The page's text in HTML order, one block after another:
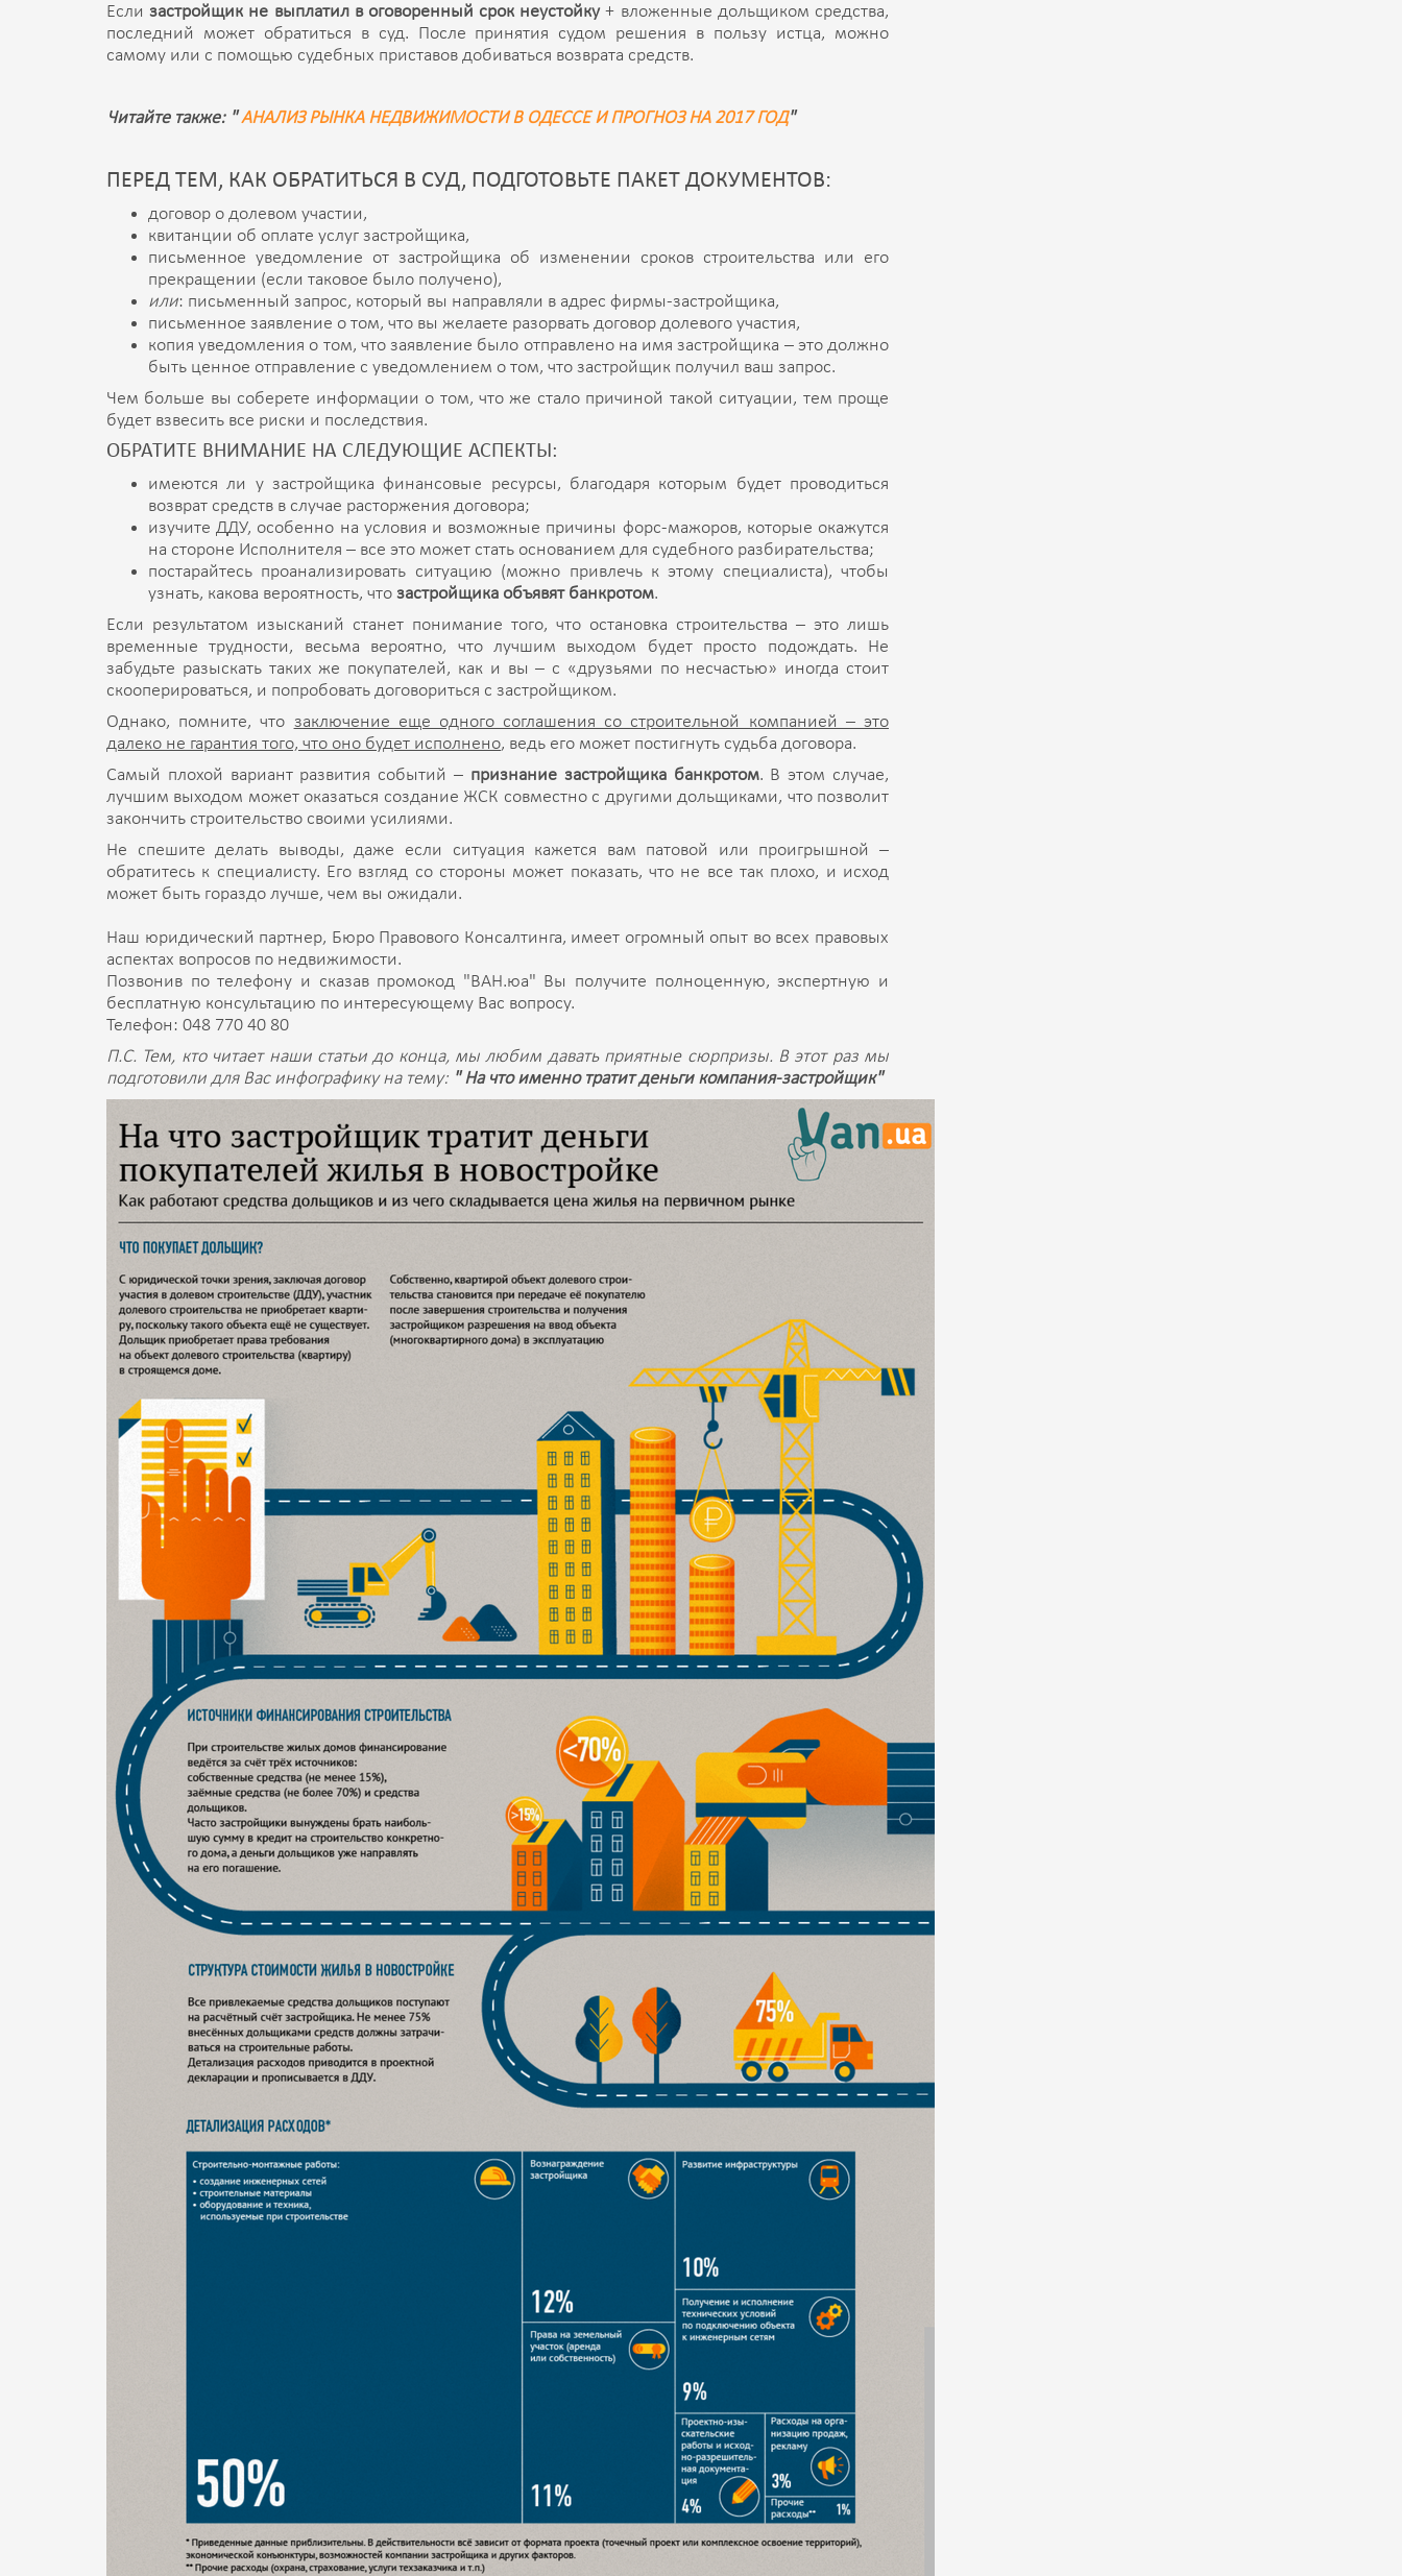
Еслизастройщик не выплатил в оговоренный срок неустойку+ вложенные дольщиком средства,
последний может обратиться в суд. После принятия судом решения в пользу истца, можно
самому или с помощью судебных приставов добиваться возврата средств.
Читайте также: "АНАЛИЗ РЫНКА НЕДВИЖИМОСТИ В ОДЕССЕ И ПРОГНОЗ НА 2017 ГОД"
ПЕРЕД ТЕМ, КАК ОБРАТИТЬСЯ В СУД, ПОДГОТОВЬТЕ ПАКЕТ ДОКУМЕНТОВ:
договор о долевом участии,
квитанции об оплате услуг застройщика,
письменное уведомление от застройщика об изменении сроков строительства или его
прекращении (если таковое было получено),
или: письменный запрос, который вы направляли в адрес фирмы-застройщика,
письменное заявление о том, что вы желаете разорвать договор долевого участия,
копия уведомления о том, что заявление было отправлено на имя застройщика – это должно
быть ценное отправление с уведомлением о том, что застройщик получил ваш запрос.
Чем больше вы соберете информации о том, что же стало причиной такой ситуации, тем проще
будет взвесить все риски и последствия.
ОБРАТИТЕ ВНИМАНИЕ НА СЛЕДУЮЩИЕ АСПЕКТЫ:
имеются ли у застройщика финансовые ресурсы, благодаря которым будет проводиться
возврат средств в случае расторжения договора;
изучите ДДУ, особенно на условия и возможные причины форс-мажоров, которые окажутся
на стороне Исполнителя – все это может стать основанием для судебного разбирательства;
постарайтесь проанализировать ситуацию (можно привлечь к этому специалиста), чтобы
узнать, какова вероятность, что застройщика объявят банкротом.
Если результатом изысканий станет понимание того, что остановка строительства – это лишь
временные трудности, весьма вероятно, что лучшим выходом будет просто подождать. Не
забудьте разыскать таких же покупателей, как и вы – с «друзьями по несчастью» иногда стоит
скооперироваться, и попробовать договориться с застройщиком.
Однако, помните, что заключение еще одного соглашения со строительной компанией – это
далеко не гарантия того, что оно будет исполнено, ведь его может постигнуть судьба договора.
Самый плохой вариант развития событий – признание застройщика банкротом. В этом случае,
лучшим выходом может оказаться создание ЖСК совместно с другими дольщиками, что позволит
закончить строительство своими усилиями.
Не спешите делать выводы, даже если ситуация кажется вам патовой или проигрышной –
обратитесь к специалисту. Его взгляд со стороны может показать, что не все так плохо, и исход
может быть гораздо лучше, чем вы ожидали.
Наш юридический партнер, Бюро Правового Консалтинга, имеет огромный опыт во всех правовых
аспектах вопросов по недвижимости.
Позвонив по телефону и сказав промокод "ВАН.юа" Вы получите полноценную, экспертную и
бесплатную консультацию по интересующему Вас вопросу.
Телефон: 048 770 40 80
П.С. Тем, кто читает наши статьи до конца, мы любим давать приятные сюрпризы. В этот раз мы
подготовили для Вас инфографику на тему: " На что именно тратит деньги компания-застройщик"